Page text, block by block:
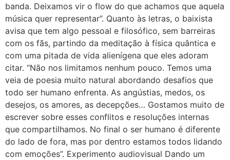
banda. Deixamos vir o flow do que achamos que aquela
música quer representar”. Quanto às letras, o baixista
avisa que tem algo pessoal e filosófico, sem barreiras
com os fãs, partindo da meditação à física quântica e
com uma pitada de vida alienígena que eles adoram
citar. “Não nos limitamos nenhum pouco. Temos uma
veia de poesia muito natural abordando desafios que
todo ser humano enfrenta. As angústias, medos, os
desejos, os amores, as decepções… Gostamos muito de
escrever sobre esses conflitos e resoluções internas
que compartilhamos. No final o ser humano é diferente
do lado de fora, mas por dentro estamos todos lidando
com emoções”. Experimento audiovisual Dando um